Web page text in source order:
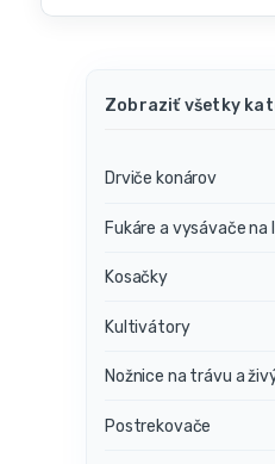
Zobraziť všetky
Drviče konárov
Fukáre a vysávače na
Kosačky
Kultivátory
Nožnice na trávu a
Postrekovače